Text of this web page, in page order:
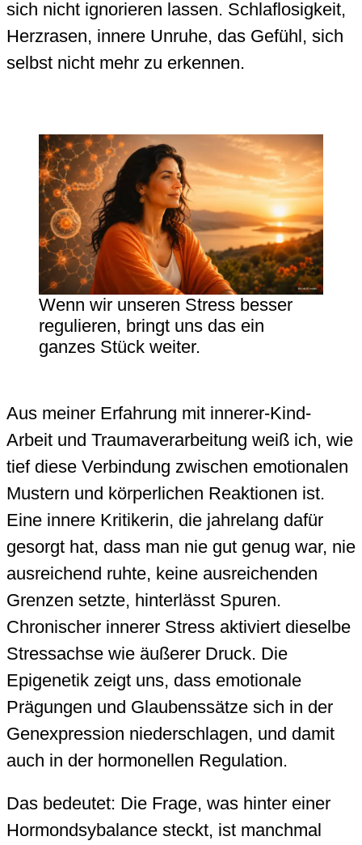
sich nicht ignorieren lassen. Schlaflosigkeit,
Herzrasen, innere Unruhe, das Gefühl, sich
selbst nicht mehr zu erkennen.
Wenn wir unseren Stress besser
regulieren, bringt uns das ein
ganzes Stück weiter.
Aus meiner Erfahrung mit innerer-Kind-
Arbeit und Traumaverarbeitung weiß ich, wie
tief diese Verbindung zwischen emotionalen
Mustern und körperlichen Reaktionen ist.
Eine innere Kritikerin, die jahrelang dafür
gesorgt hat, dass man nie gut genug war, nie
ausreichend ruhte, keine ausreichenden
Grenzen setzte, hinterlässt Spuren.
Chronischer innerer Stress aktiviert dieselbe
Stressachse wie äußerer Druck. Die
Epigenetik zeigt uns, dass emotionale
Prägungen und Glaubenssätze sich in der
Genexpression niederschlagen, und damit
auch in der hormonellen Regulation.
Das bedeutet: Die Frage, was hinter einer
Hormondsybalance steckt, ist manchmal